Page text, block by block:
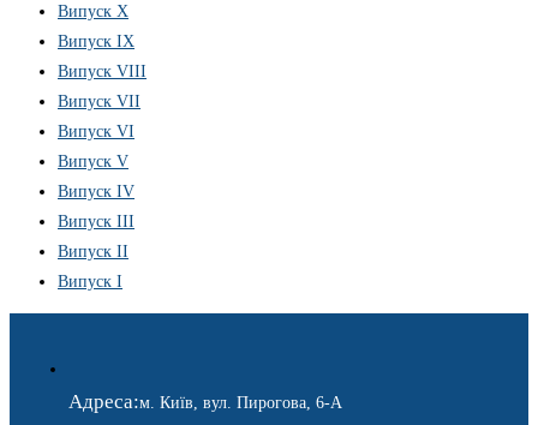
Випуск X
Випуск IX
Випуск VIII
Випуск VII
Випуск VI
Випуск V
Випуск IV
Випуск III
Випуск II
Випуск I
Адреса:м. Київ, вул. Пирогова, 6-А